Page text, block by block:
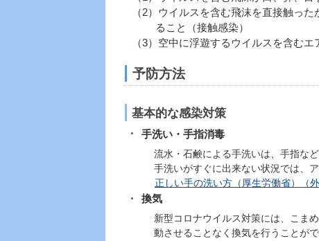
（2）ウイルスを含む飛沫を直接触っ
ること（接触感染）
（3）空中に浮遊するウイルスを含む
予防方法
基本的な感染対策
手洗い・手指消毒
流水・石鹸による手洗いは、手指な
手洗いがすぐに出来ない状況では、
正しい手の洗い方（厚生労働省）（外
換気
新型コロナウイルス対策には、こま
動させることなく換気を行うことが